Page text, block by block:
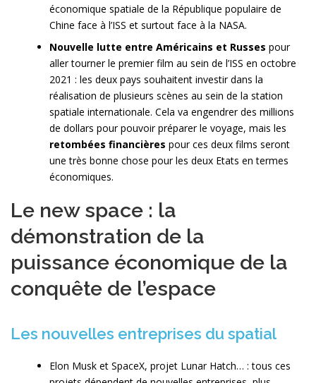
économique spatiale de la République populaire de
Chine face à l’ISS et surtout face à la NASA.
Nouvelle lutte entre Américains et Russes pour
aller tourner le premier film au sein de l’ISS en octobre
2021 : les deux pays souhaitent investir dans la
réalisation de plusieurs scènes au sein de la station
spatiale internationale. Cela va engendrer des millions
de dollars pour pouvoir préparer le voyage, mais les
retombées financières pour ces deux films seront
une très bonne chose pour les deux Etats en termes
économiques.
Le new space : la
démonstration de la
puissance économique de la
conquête de l’espace
Les nouvelles entreprises du spatial
Elon Musk et SpaceX, projet Lunar Hatch… : tous ces